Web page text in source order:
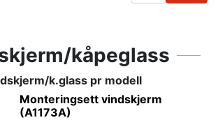
kåpeglass
k.glass pr modell
Monteringsett vindskjerm
(A1173A)